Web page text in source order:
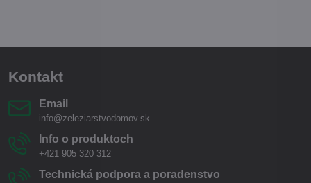
Kontakt
Email
info@zeleziarstvodomov.sk
Info o produktoch
+421 905 320 312
Technická podpora a poradenstvo